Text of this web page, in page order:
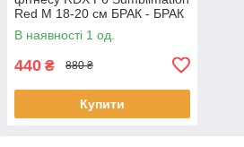
Red M 18-20 см БРАК - БРАК
В наявності 1 од.
440 ₴ 880 ₴
Купити